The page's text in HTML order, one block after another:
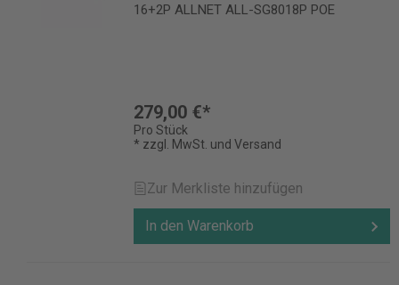
16+2P ALLNET ALL-SG8018P POE
279,00 €*
Pro Stück
* zzgl. MwSt. und Versand
Zur Merkliste hinzufügen
In den Warenkorb